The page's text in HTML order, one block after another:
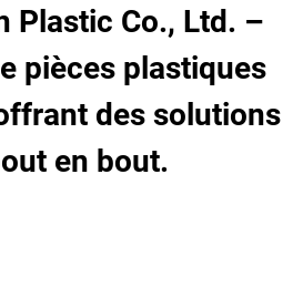
Plastic Co., Ltd. –
pièces plastiques
des solutions
en bout.